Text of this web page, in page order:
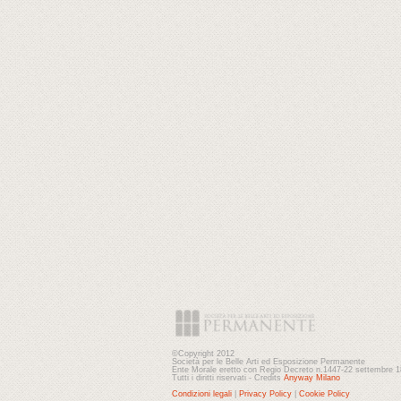
©Copyright 2012
Società per le Belle Arti ed Esposizione Permanente
Ente Morale eretto con Regio Decreto n.1447-22 settembre
Tutti i diritti riservati - Credits Anyway Milano
Condizioni legali
Privacy Policy Cookie Policy